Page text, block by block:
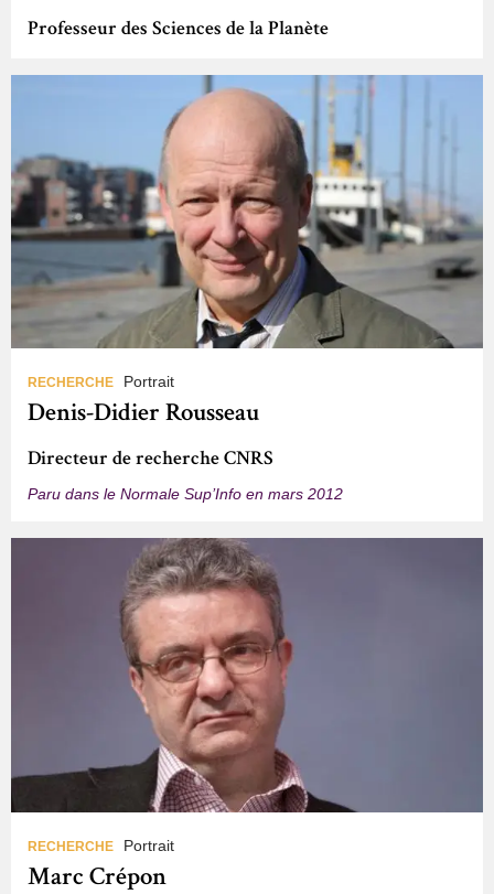
Professeur des Sciences de la Planète
RECHERCHE Portrait
Denis-Didier Rousseau
Directeur de recherche CNRS
Paru dans le Normale Sup’Info en mars 2012
RECHERCHE Portrait
Marc Crépon